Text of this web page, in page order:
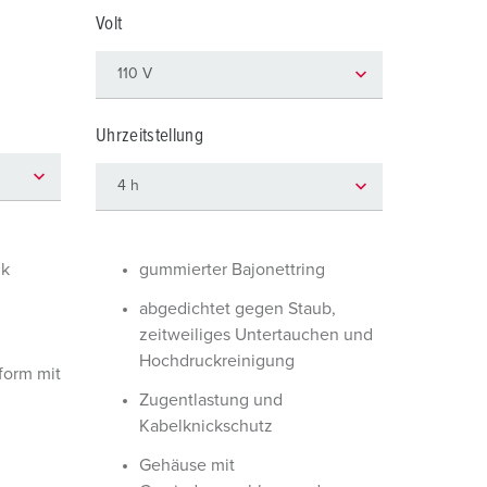
Volt
Uhrzeitstellung
mit
gummierter Bajonettring
abgedichtet gegen Staub,
zeitweiliges Untertauchen und
Hochdruckreinigung
Zugentlastung und
Kabelknickschutz
Gehäuse mit